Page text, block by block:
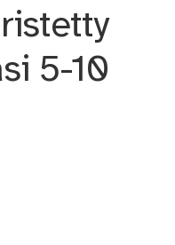
5-10